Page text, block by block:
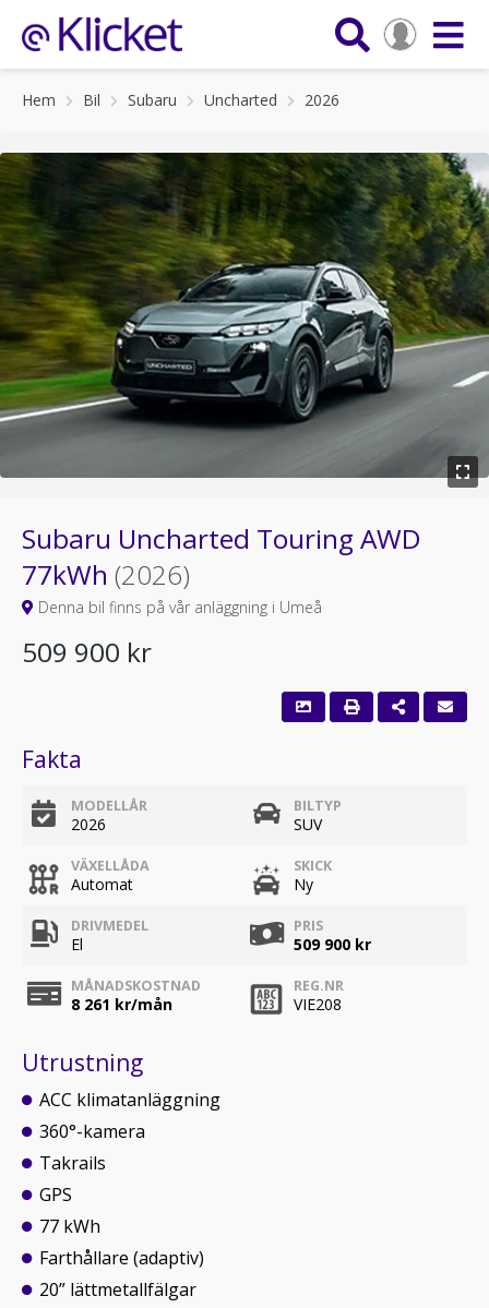
Hem Bil Subaru Uncharted 2026
Subaru Uncharted Touring AWD
77kWh (2026)
Denna bil finns på vår anläggning i Umeå
509 900 kr
Fakta
MODELLÅR
2026
BILTYP
SUV
VÄXELLÅDA
Automat
SKICK
Ny
DRIVMEDEL
El
PRIS
509 900 kr
MÅNADSKOSTNAD
8 261 kr/mån
REG.NR
VIE208
Utrustning
ACC klimatanläggning
360°-kamera
Takrails
GPS
77 kWh
Farthållare (adaptiv)
20” lättmetallfälgar